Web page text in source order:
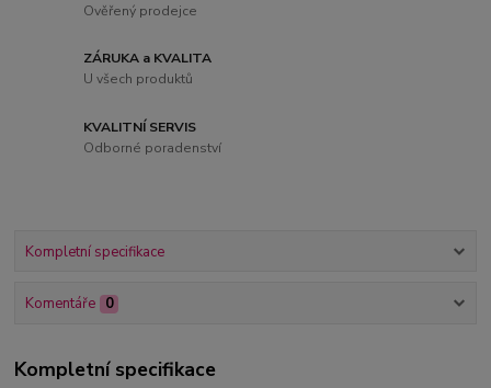
Ověřený prodejce
ZÁRUKA a KVALITA
U všech produktů
KVALITNÍ SERVIS
Odborné poradenství
Kompletní specifikace
Komentáře 0
Kompletní specifikace